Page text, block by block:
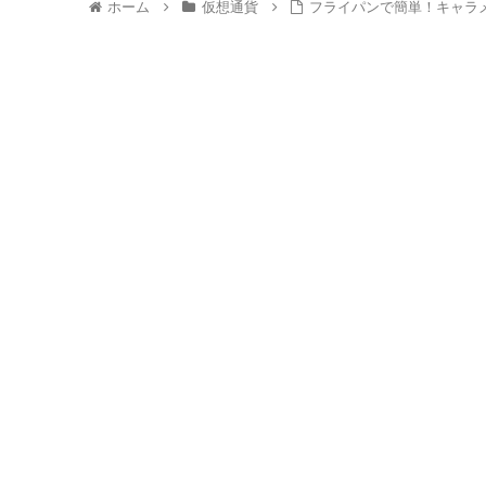
ホーム 仮想通貨 フライパンで簡単！キャラ